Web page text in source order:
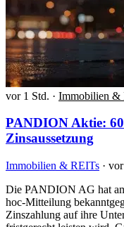
vor 1 Std. · Immobilien &
PANDION Aktie:
Zinsaussetzung
Immobilien & REITs ·
Die PANDION AG hat
hoc-Mitteilung
Zinszahlung auf ihre